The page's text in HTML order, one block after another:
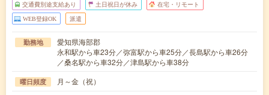
交通費別途支給あり 土日祝日が休み 在宅・リモート
WEB登録OK 派遣
勤務地
愛知県海部郡
永和駅から車23分／弥富駅から車25分／長島駅から車26分
／桑名駅から車32分／津島駅から車38分
曜日頻度 月～金（祝）